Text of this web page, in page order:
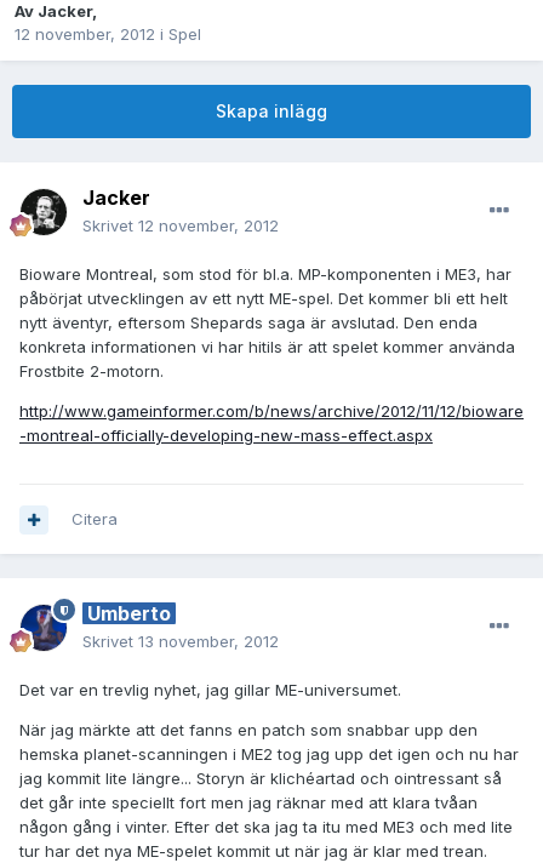
Av Jacker,
12 november, 2012 i Spel
Skapa inlägg
Jacker
Skrivet 12 november, 2012
Bioware Montreal, som stod för bl.a. MP-komponenten i ME3, har
påbörjat utvecklingen av ett nytt ME-spel. Det kommer bli ett helt
nytt äventyr, eftersom Shepards saga är avslutad. Den enda
konkreta informationen vi har hitils är att spelet kommer använda
Frostbite 2-motorn.
http://www.gameinformer.com/b/news/archive/2012/11/12/bioware
-montreal-officially-developing-new-mass-effect.aspx
Citera
Umberto
Skrivet 13 november, 2012
Det var en trevlig nyhet, jag gillar ME-universumet.
När jag märkte att det fanns en patch som snabbar upp den
hemska planet-scanningen i ME2 tog jag upp det igen och nu har
jag kommit lite längre... Storyn är klichéartad och ointressant så
det går inte speciellt fort men jag räknar med att klara tvåan
någon gång i vinter. Efter det ska jag ta itu med ME3 och med lite
tur har det nya ME-spelet kommit ut när jag är klar med trean.